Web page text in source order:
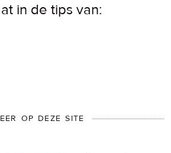
in de tips van:
OP DEZE SITE